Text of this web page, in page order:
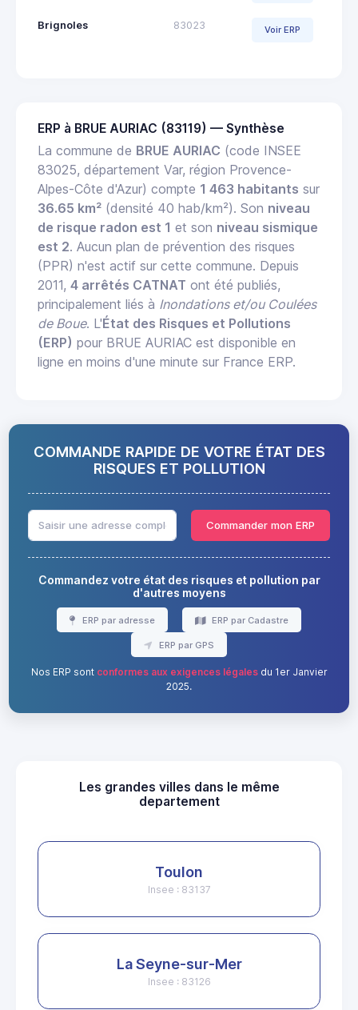
Brignoles 83023 Voir ERP
ERP à BRUE AURIAC (83119) — Synthèse
La commune de BRUE AURIAC (code INSEE
83025, département Var, région Provence-
Alpes-Côte d'Azur) compte 1 463 habitants sur
36.65 km² (densité 40 hab/km²). Son niveau
de risque radon est 1 et son niveau sismique
est 2. Aucun plan de prévention des risques
(PPR) n'est actif sur cette commune. Depuis
2011, 4 arrêtés CATNAT ont été publiés,
principalement liés à Inondations et/ou Coulées
de Boue. L'État des Risques et Pollutions
(ERP) pour BRUE AURIAC est disponible en
ligne en moins d'une minute sur France ERP.
COMMANDE RAPIDE DE VOTRE ÉTAT DES
RISQUES ET POLLUTION
Commander mon ERP
Commandez votre état des risques et pollution par
d'autres moyens
ERP par adresse ERP par Cadastre
ERP par GPS
Nos ERP sont conformes aux exigences légalesdu 1er Janvier
2025.
Les grandes villes dans le même
departement
Toulon
Insee : 83137
La Seyne-sur-Mer
Insee : 83126